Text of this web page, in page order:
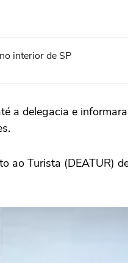
interior de SP
a delegacia e
Turista (DEATUR)